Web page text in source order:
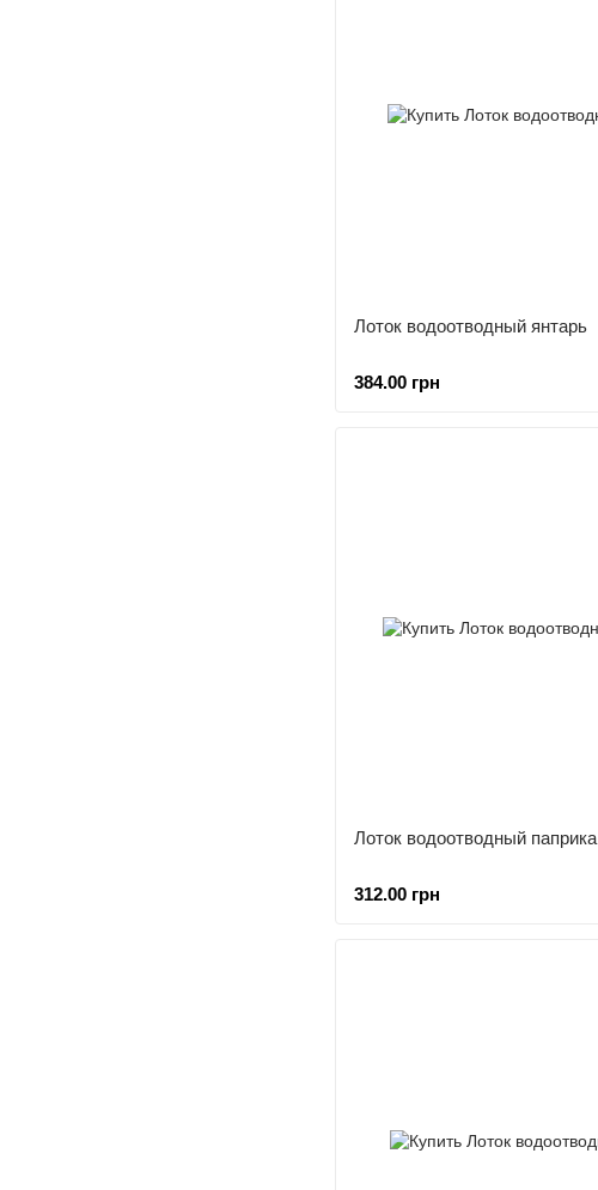
Лоток водоотводный янтарь
384.00 грн
Лоток водоотводный паприка
312.00 грн